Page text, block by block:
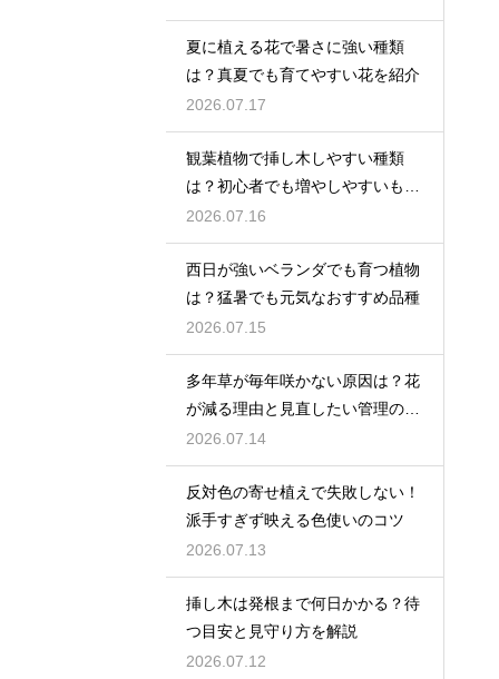
夏に植える花で暑さに強い種類
は？真夏でも育てやすい花を紹介
2026.07.17
観葉植物で挿し木しやすい種類
は？初心者でも増やしやすいもの
を紹介
2026.07.16
西日が強いベランダでも育つ植物
は？猛暑でも元気なおすすめ品種
2026.07.15
多年草が毎年咲かない原因は？花
が減る理由と見直したい管理のコ
ツ
2026.07.14
反対色の寄せ植えで失敗しない！
派手すぎず映える色使いのコツ
2026.07.13
挿し木は発根まで何日かかる？待
つ目安と見守り方を解説
2026.07.12